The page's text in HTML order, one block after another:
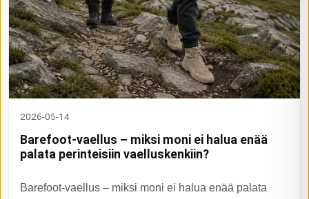
2026-05-14
Barefoot-vaellus – miksi moni ei halua enää
palata perinteisiin vaelluskenkiin?
Barefoot-vaellus – miksi moni ei halua enää palata